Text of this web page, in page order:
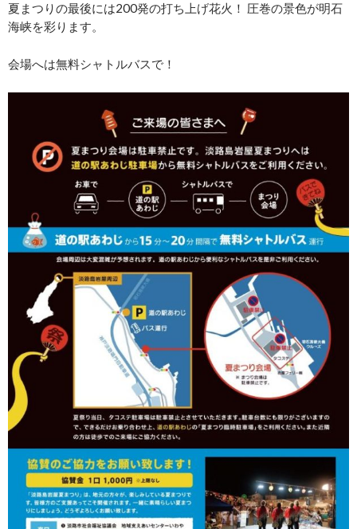
夏まつりの最後には200発の打ち上げ花火！ 圧巻の景色が明石
海峡を彩ります。
会場へは無料シャトルバスで！